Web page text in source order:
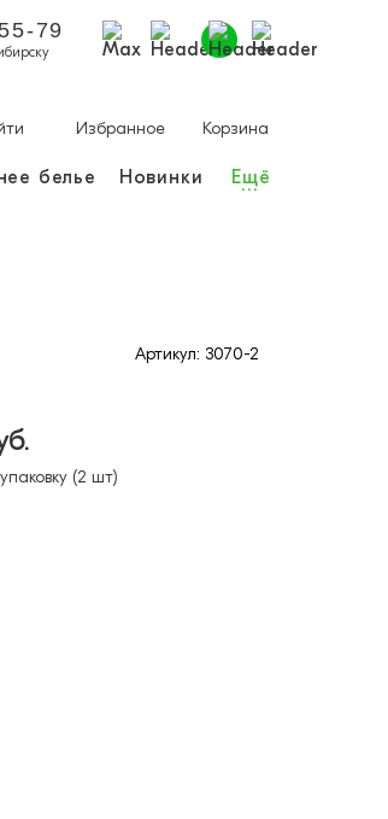
79
Избранное Корзина
белье Новинки Ещё
...
Артикул: 3070-2
(2 шт)